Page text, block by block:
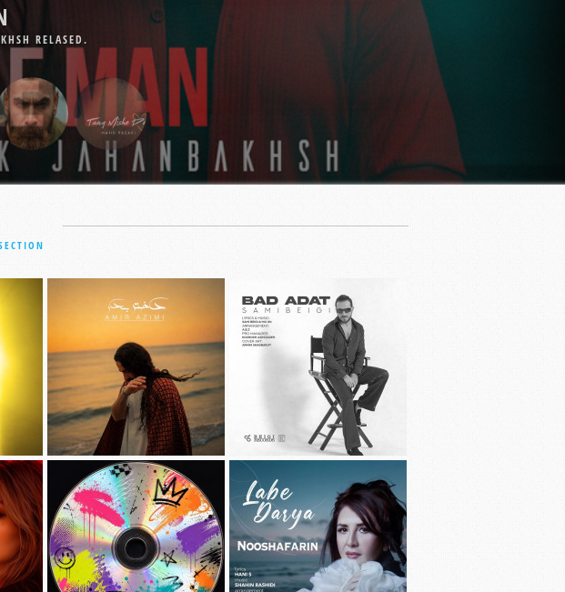
RELASED.
دانلود
دانلود آهنگ جديد امیر عظیمی به نام
دختر بندر
دانلود آهنگ جديد سامی بیگی به نام بد
عادت